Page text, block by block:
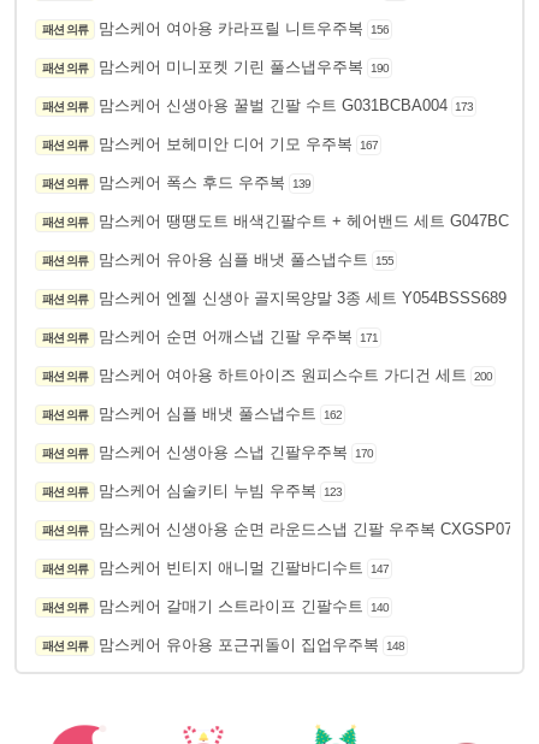
패션 의류 맘스케어 여아용 카라프릴 니트우주복 156
패션 의류 맘스케어 미니포켓 기린 풀스냅우주복 190
패션 의류 맘스케어 신생아용 꿀벌 긴팔 수트 G031BCBA004 173
패션 의류 맘스케어 보헤미안 디어 기모 우주복 167
패션 의류 맘스케어 폭스 후드 우주복 139
패션 의류 맘스케어 땡땡도트 배색긴팔수트 + 헤어밴드 세트
패션 의류 맘스케어 유아용 심플 배냇 풀스냅수트 155
패션 의류 맘스케어 엔젤 신생아 골지목양말 3종 세트 Y054BSSS689
패션 의류 맘스케어 순면 어깨스냅 긴팔 우주복 171
패션 의류 맘스케어 여아용 하트아이즈 원피스수트 가디건 세트 200
패션 의류 맘스케어 심플 배냇 풀스냅수트 162
패션 의류 맘스케어 신생아용 스냅 긴팔우주복 170
패션 의류 맘스케어 심술키티 누빔 우주복 123
패션 의류 맘스케어 신생아용 순면 라운드스냅 긴팔 우주복 CXGSP073
패션 의류 맘스케어 빈티지 애니멀 긴팔바디수트 147
패션 의류 맘스케어 갈매기 스트라이프 긴팔수트 140
패션 의류 맘스케어 유아용 포근귀돌이 집업우주복 148